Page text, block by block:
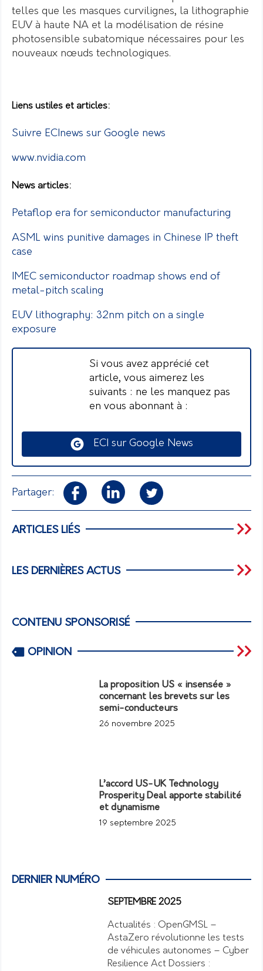
telles que les masques curvilignes, la lithographie
EUV à haute NA et la modélisation de résine
photosensible subatomique nécessaires pour les
nouveaux nœuds technologiques.
Liens ustiles et articles:
Suivre ECInews sur Google news
www.nvidia.com
News articles:
Petaflop era for semiconductor manufacturing
ASML wins punitive damages in Chinese IP theft
case
IMEC semiconductor roadmap shows end of
metal-pitch scaling
EUV lithography: 32nm pitch on a single
exposure
Si vous avez apprécié cet
article, vous aimerez les
suivants : ne les manquez pas
en vous abonnant à :
ECI sur Google News
Partager:
ARTICLES LIÉS
LES DERNIÈRES ACTUS
CONTENU SPONSORISÉ
OPINION
La proposition US « insensée »
concernant les brevets sur les
semi-conducteurs
26 novembre 2025
L’accord US-UK Technology
Prosperity Deal apporte stabilité
et dynamisme
19 septembre 2025
DERNIER NUMÉRO
SEPTEMBRE 2025
Actualités : OpenGMSL –
AstaZero révolutionne les tests
de véhicules autonomes – Cyber
Resilience Act Dossiers :